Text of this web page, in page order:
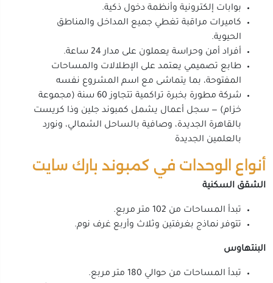
بوابات إلكترونية وأنظمة دخول ذكية.
كاميرات مراقبة تغطي جميع المداخل والمناطق
الحيوية.
أفراد أمن وحراسة يعملون على مدار 24 ساعة.
طابع تصميمي يعتمد على الإطلالات والمساحات
المفتوحة، بما يتماشى مع اسم المشروع نفسه
شركة مطورة بخبرة تراكمية تتجاوز 60 سنة (مجموعة
خزام) — سجل أعمال يشمل كمبوند جلين وذا كريست
بالقاهرة الجديدة، وصافية بالساحل الشمالي، ونورد
بالعلمين الجديدة
أنواع الوحدات في كمبوند بارك سايت
الشقق السكنية
تبدأ المساحات من 102 متر مربع.
تتوفر نماذج بغرفتين وثلاث وأربع غرف نوم.
البنتهاوس
تبدأ المساحات من حوالي 180 متر مربع.